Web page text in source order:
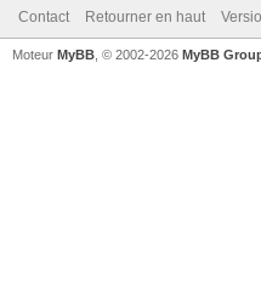
Contact Retourner en haut
Moteur MyBB , © 2002-2026 MyBB